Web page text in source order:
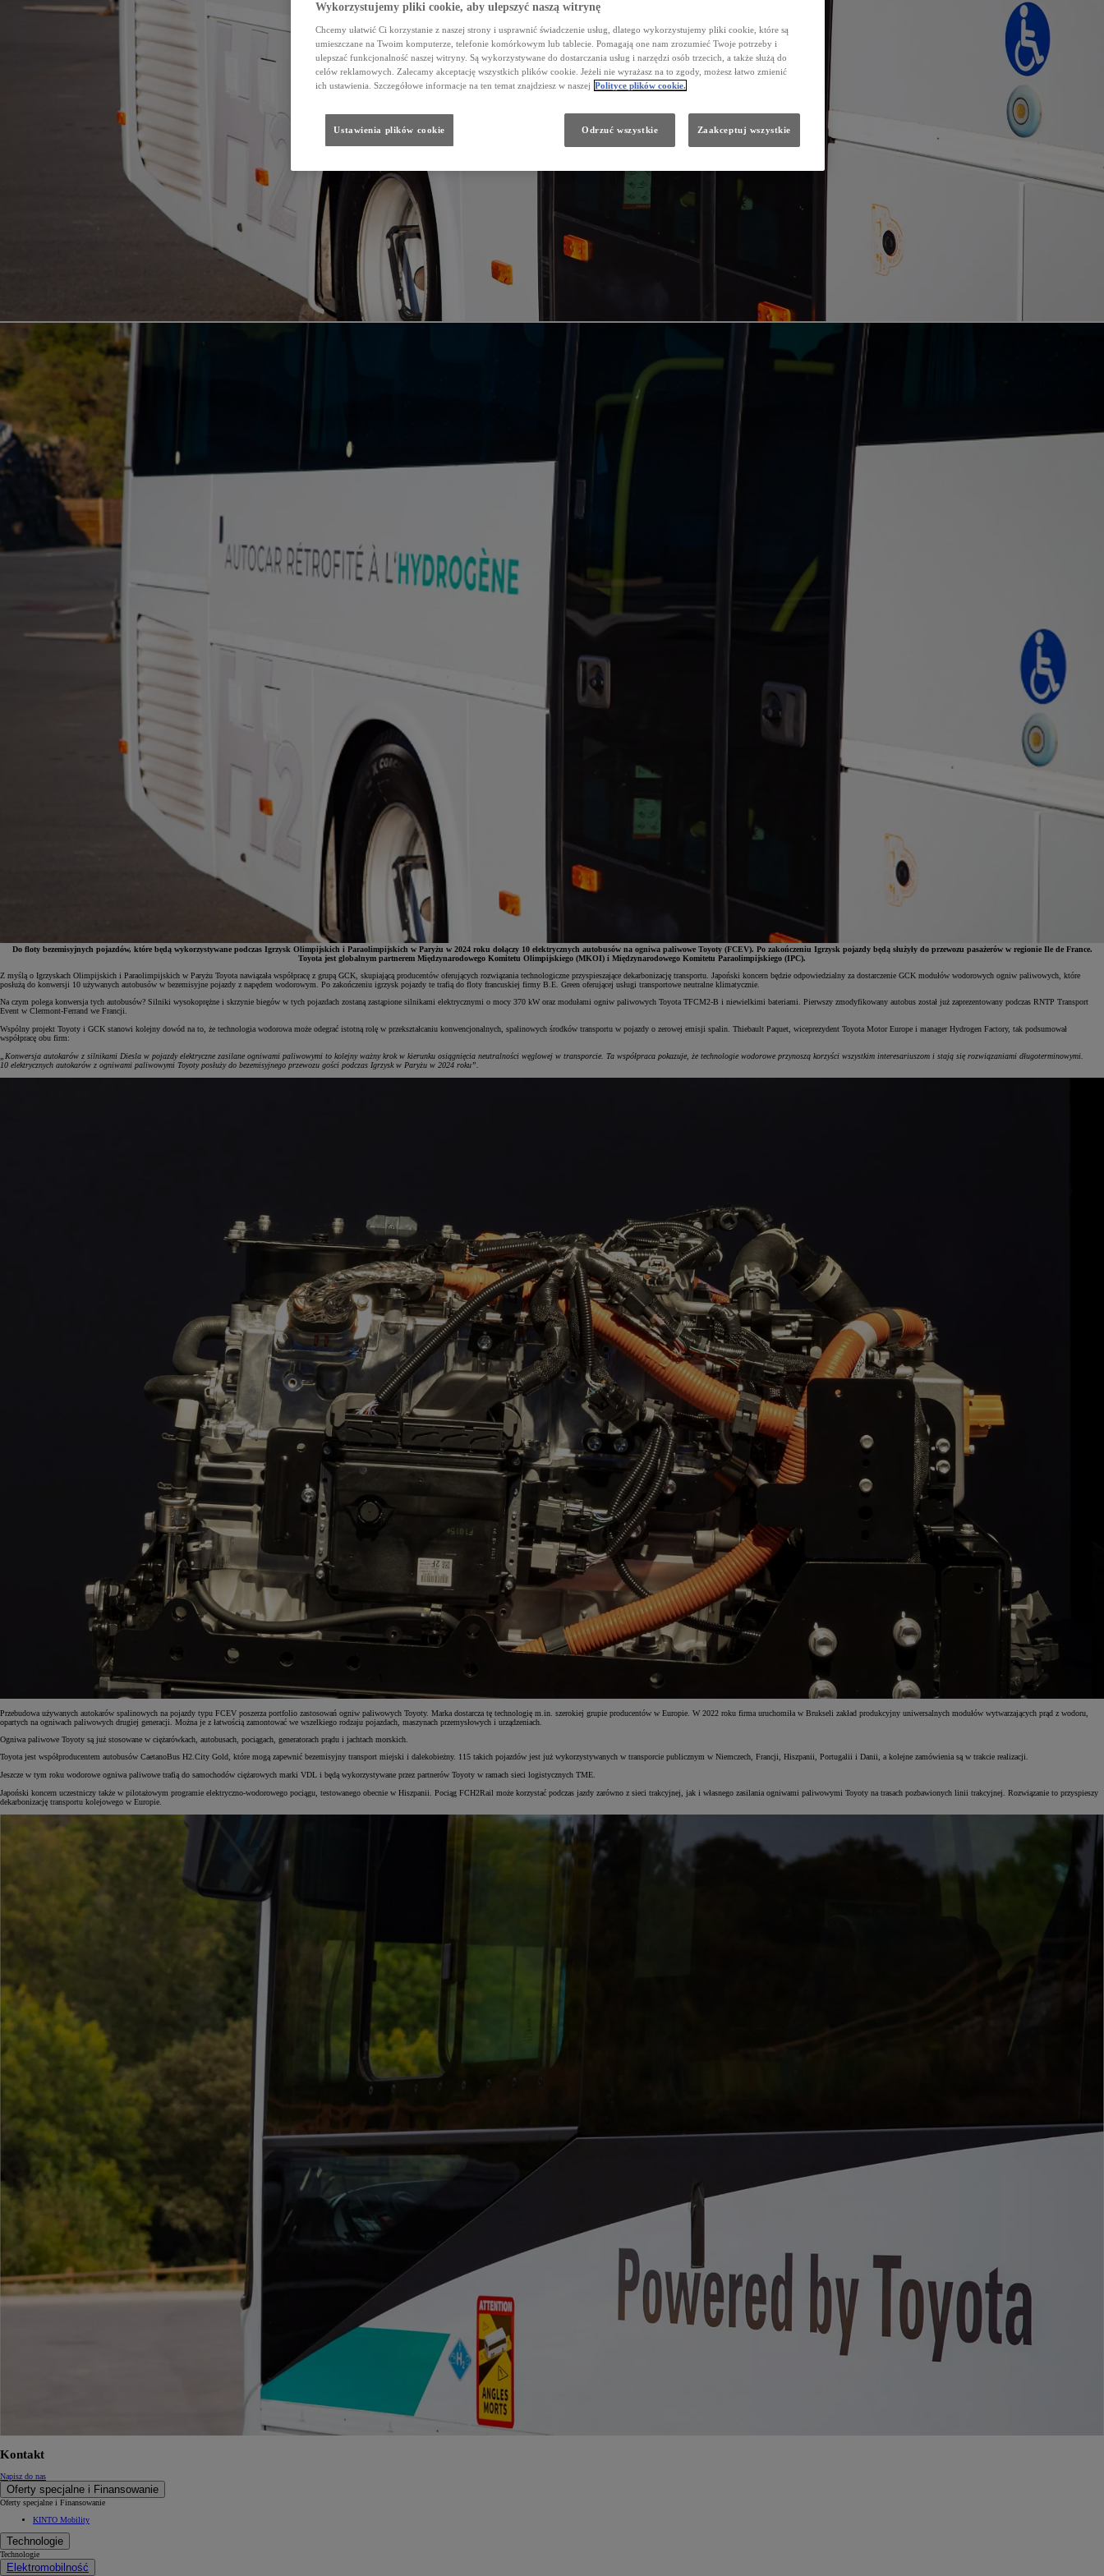
Do floty bezemisyjnych pojazdów, które będą wykorzystywane podczas Igrzysk Olimpijskich i Paraolimpijskich w Paryżu w 2024 roku dołączy 10 elektrycznych autobusów na ogniwa paliwowe Toyoty (FCEV). Po zakończeniu Igrzysk pojazdy będą służyły do przewozu pasażerów w regionie Ile de France.
Toyota jest globalnym partnerem Międzynarodowego Komitetu Olimpijskiego (MKOI) i Międzynarodowego Komitetu Paraolimpijskiego (IPC).
Z myślą o Igrzyskach Olimpijskich i Paraolimpijskich w Paryżu Toyota nawiązała współpracę z grupą GCK, skupiającą producentów oferujących rozwiązania technologiczne przyspieszające dekarbonizację transportu. Japoński koncern będzie odpowiedzialny za dostarczenie GCK modułów wodorowych ogniw paliwowych, które
posłużą do konwersji 10 używanych autobusów w bezemisyjne pojazdy z napędem wodorowym. Po zakończeniu igrzysk pojazdy te trafią do floty francuskiej firmy B.E. Green oferującej usługi transportowe neutralne klimatycznie.
Na czym polega konwersja tych autobusów? Silniki wysokoprężne i skrzynie biegów w tych pojazdach zostaną zastąpione silnikami elektrycznymi o mocy 370 kW oraz modułami ogniw paliwowych Toyota TFCM2-B i niewielkimi bateriami. Pierwszy zmodyfikowany autobus został już zaprezentowany podczas RNTP Transport
Event w Clermont-Ferrand we Francji.
Wspólny projekt Toyoty i GCK stanowi kolejny dowód na to, że technologia wodorowa może odegrać istotną rolę w przekształcaniu konwencjonalnych, spalinowych środków transportu w pojazdy o zerowej emisji spalin. Thiebault Paquet, wiceprezydent Toyota Motor Europe i manager Hydrogen Factory, tak podsumował
współpracę obu firm:
„Konwersja autokarów z silnikami Diesla w pojazdy elektryczne zasilane ogniwami paliwowymi to kolejny ważny krok w kierunku osiągnięcia neutralności węglowej w transporcie. Ta współpraca pokazuje, że technologie wodorowe przynoszą korzyści wszystkim interesariuszom i stają się rozwiązaniami długoterminowymi.
10 elektrycznych autokarów z ogniwami paliwowymi Toyoty posłuży do bezemisyjnego przewozu gości podczas Igrzysk w Paryżu w 2024 roku”.
Przebudowa używanych autokarów spalinowych na pojazdy typu FCEV poszerza portfolio zastosowań ogniw paliwowych Toyoty. Marka dostarcza tę technologię m.in. szerokiej grupie producentów w Europie. W 2022 roku firma uruchomiła w Brukseli zakład produkcyjny uniwersalnych modułów wytwarzających prąd z wodoru,
opartych na ogniwach paliwowych drugiej generacji. Można je z łatwością zamontować we wszelkiego rodzaju pojazdach, maszynach przemysłowych i urządzeniach.
Ogniwa paliwowe Toyoty są już stosowane w ciężarówkach, autobusach, pociągach, generatorach prądu i jachtach morskich.
Toyota jest współproducentem autobusów CaetanoBus H2.City Gold, które mogą zapewnić bezemisyjny transport miejski i dalekobieżny. 115 takich pojazdów jest już wykorzystywanych w transporcie publicznym w Niemczech, Francji, Hiszpanii, Portugalii i Danii, a kolejne zamówienia są w trakcie realizacji.
Jeszcze w tym roku wodorowe ogniwa paliwowe trafią do samochodów ciężarowych marki VDL i będą wykorzystywane przez partnerów Toyoty w ramach sieci logistycznych TME.
Japoński koncern uczestniczy także w pilotażowym programie elektryczno-wodorowego pociągu, testowanego obecnie w Hiszpanii. Pociąg FCH2Rail może korzystać podczas jazdy zarówno z sieci trakcyjnej, jak i własnego zasilania ogniwami paliwowymi Toyoty na trasach pozbawionych linii trakcyjnej. Rozwiązanie to przyspieszy
dekarbonizację transportu kolejowego w Europie.
Kontakt
Napisz do nas
Oferty specjalne i Finansowanie
Oferty specjalne i Finansowanie
KINTO Mobility
Technologie
Technologie
Elektromobilność
Wykorzystujemy pliki cookie, aby ulepszyć naszą witrynę
Chcemy ułatwić Ci korzystanie z naszej strony i usprawnić świadczenie usług, dlatego wykorzystujemy pliki cookie, które są
umieszczane na Twoim komputerze, telefonie komórkowym lub tablecie. Pomagają one nam zrozumieć Twoje potrzeby i
ulepszać funkcjonalność naszej witryny. Są wykorzystywane do dostarczania usług i narzędzi osób trzecich, a także służą do
celów reklamowych. Zalecamy akceptację wszystkich plików cookie. Jeżeli nie wyrażasz na to zgody, możesz łatwo zmienić
ich ustawienia. Szczegółowe informacje na ten temat znajdziesz w naszej Polityce plików cookie.
Ustawienia plików cookie Odrzuć wszystkie Zaakceptuj wszystkie